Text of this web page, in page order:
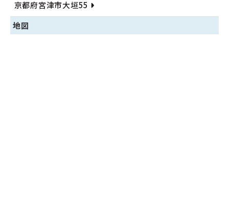
京都府宮津市大垣55
地図